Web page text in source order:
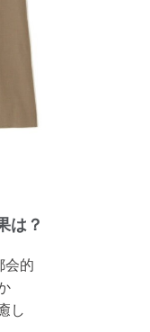
は？
会的
し